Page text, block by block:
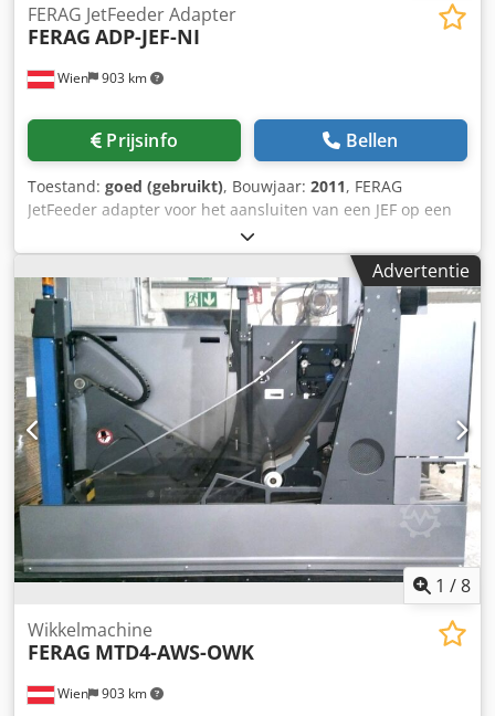
Wien 903 km
FERAG JetFeeder Adapter
FERAG ADP-JEF-NI
Prijsinfo Bellen
Toestand: goed (gebruikt), Bouwjaar: 2011, FERAG
JetFeeder adapter voor het aansluiten van een JEF op een
extra lijn Csdpfx Ajw Ud R Ujnmorf
Advertentie
1 /8
Wien 903 km
Wikkelmachine
FERAG MTD4-AWS-OWK